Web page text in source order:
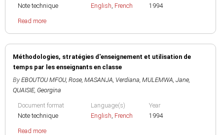
Note technique
English, French
1994
Read more
Méthodologies, stratégies d'enseignement et utilisation de
temps par les enseignants en classe
By EBOUTOU MFOU, Rose, MASANJA, Verdiana, MULEMWA, Jane,
QUAISIE, Georgina
Document format
Note technique
Language(s)
English, French
Year
1994
Read more